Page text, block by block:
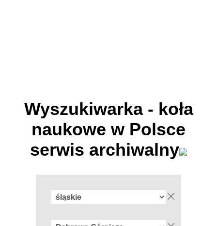
Wyszukiwarka - koła
naukowe w Polsce
serwis archiwalny